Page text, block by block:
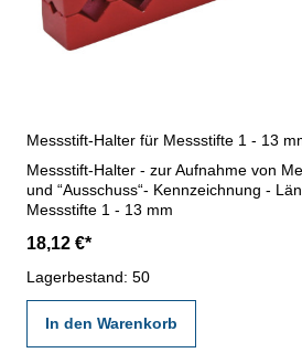
Messstift-Halter für Messstifte 1 - 13
Messstift-Halter - zur Aufnahme von
und “Ausschuss“- Kennzeichnung -
Messstifte 1 - 13 mm
18,12 €*
Lagerbestand: 50
In den Warenkorb